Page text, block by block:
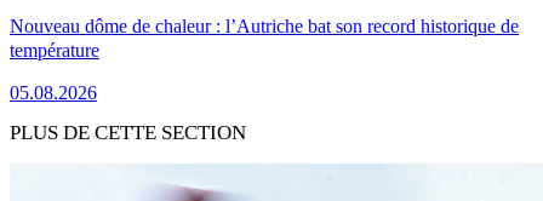
Nouveau dôme de chaleur : l’Autriche bat son record historique de
température
05.08.2026
PLUS DE CETTE SECTION